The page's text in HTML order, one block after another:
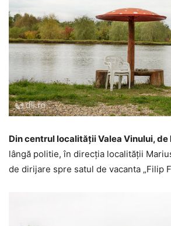
Din centrul localității Valea Vinului, de
lângă politie, în direcția localității
de dirijare spre satul de vacanta „Filip